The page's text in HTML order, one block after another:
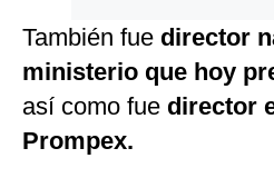
También fue director
ministerio que hoy
así como fue director
Prompex.